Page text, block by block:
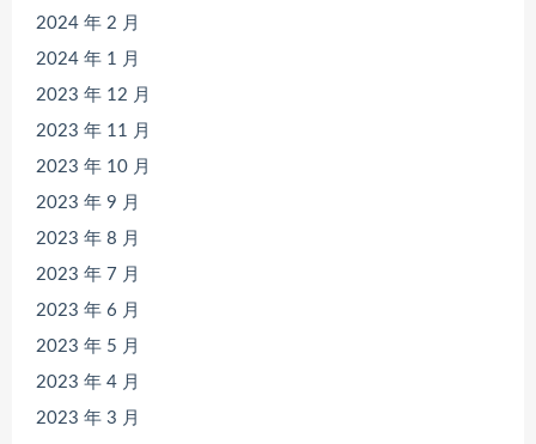
2024 年 2 月
2024 年 1 月
2023 年 12 月
2023 年 11 月
2023 年 10 月
2023 年 9 月
2023 年 8 月
2023 年 7 月
2023 年 6 月
2023 年 5 月
2023 年 4 月
2023 年 3 月